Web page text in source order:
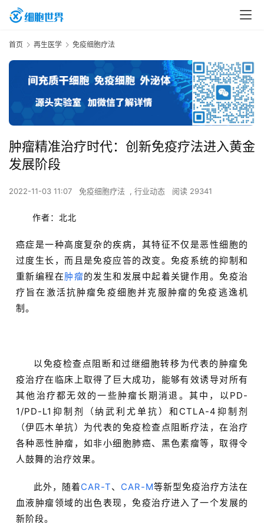
首页 再生医学 免疫细胞疗法
肿瘤精准治疗时代：创新免疫疗法进入黄金
发展阶段
2022-11-03 11:07 免疫细胞疗法 , 行业动态 阅读 29341
作者：北北
癌症是一种高度复杂的疾病，其特征不仅是恶性细胞的
过度生长，而且是免疫应答的改变。免疫系统的抑制和
重新编程在肿瘤的发生和发展中起着关键作用。免疫治
疗旨在激活抗肿瘤免疫细胞并克服肿瘤的免疫逃逸机
制。
以免疫检查点阻断和过继细胞转移为代表的肿瘤免
疫治疗在临床上取得了巨大成功，能够有效诱导对所有
其他治疗都无效的一些肿瘤长期消退。其中，以PD-
1/PD-L1抑制剂（纳武利尤单抗）和CTLA-4抑制剂
（伊匹木单抗）为代表的免疫检查点阻断疗法，在治疗
各种恶性肿瘤，如非小细胞肺癌、黑色素瘤等，取得令
人鼓舞的治疗效果。
此外，随着CAR-T、 CAR-M等新型免疫治疗方法在
血液肿瘤领域的出色表现，免疫治疗进入了一个发展的
新阶段。